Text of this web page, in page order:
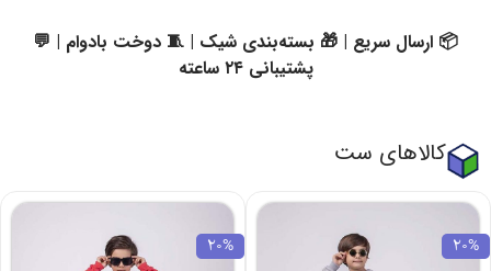
📦 ارسال سریع | 🎁 بسته‌بندی شیک | 🧵 دوخت بادوام | 💬
پشتیبانی ۲۴ ساعته
کالاهای ست
20%
20%